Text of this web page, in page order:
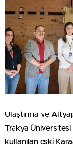
Ulaştırma ve
Trakya
kullanılan eski